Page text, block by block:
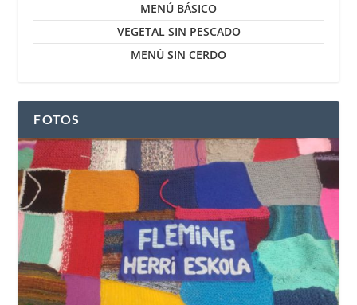
MENÚ BÁSICO
VEGETAL SIN PESCADO
MENÚ SIN CERDO
FOTOS